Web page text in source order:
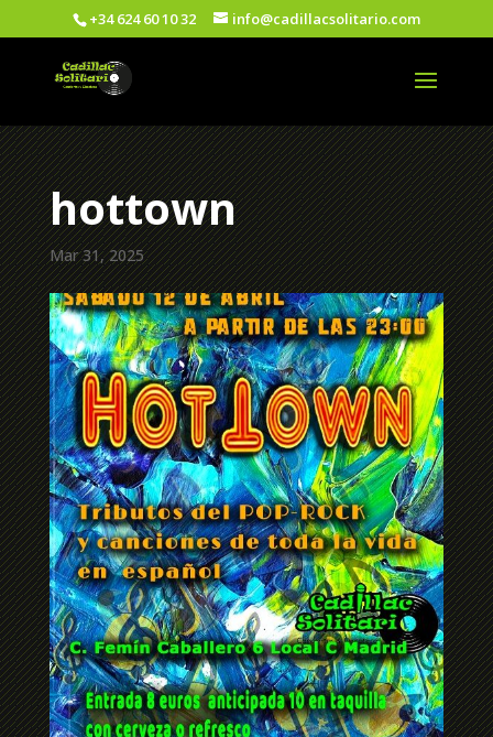
+34 624 60 10 32 info@cadillacsolitario.com
hottown
Mar 31, 2025